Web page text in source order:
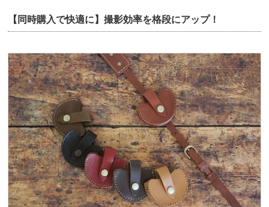
【同時購入で快適に】撮影効率を格段にアップ！